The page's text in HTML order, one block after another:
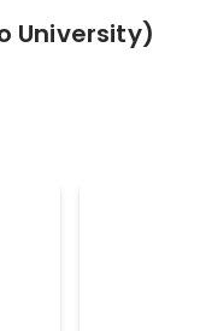
University)